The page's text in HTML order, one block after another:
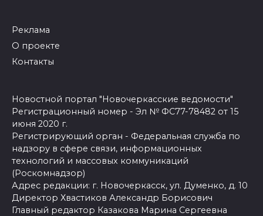
Реклама
О проекте
Контакты
Новостной портал "Новочеркасские ведомости"
Регистрационный номер - Эл № ФС77-78482 от 15
июня 2020 г.
Регистрирующий орган - Федеральная служба по
надзору в сфере связи, информационных
технологий и массовых коммуникаций
(Роскомнадзор)
Адрес редакции: г. Новочеркасск, ул. Думенко, д. 10
Директор Хвастиков Александр Борисович
Главный редактор Казакова Марина Сергеевна